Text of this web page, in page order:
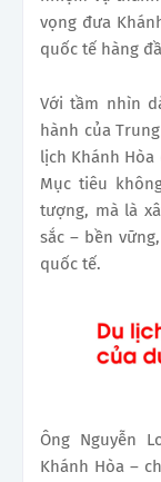
vọng đưa
quốc tế hàng
Với tầm nhìn
hành của
lịch Khánh
Mục tiêu
tượng, mà là
sắc – bền
quốc tế.
Ông Nguyễn
Khánh Hòa –